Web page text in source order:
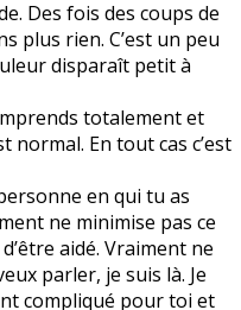
Des fois des coups de
plus rien. C’est un peu
disparaît petit à
totalement et
normal. En tout cas c’est
en qui tu as
ne minimise pas ce
aidé. Vraiment ne
parler, je suis là. Je
compliqué pour toi et